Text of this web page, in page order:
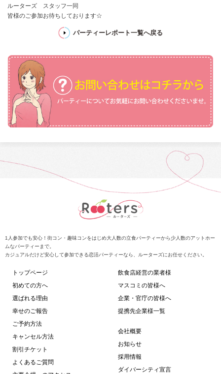
ルーターズ スタッフ一同
皆様のご参加お待ちしております☆
パーティーレポート一覧へ戻る
1人参加でも安心！街コン・趣味コンをはじめ大人数の立食パーティーから少人数のアットホー
ムなパーティーまで。
カジュアルだけど安心して参加できる恋活パーティーなら、ルーターズにお任せください。
トップページ
初めての方へ
選ばれる理由
幸せのご報告
ご予約方法
キャンセル方法
割引チケット
よくあるご質問
飲食店経営の業者様
マスコミの皆様へ
企業・官庁の皆様へ
提携先企業様一覧
会社概要
お知らせ
採用情報
ダイバーシティ宣言